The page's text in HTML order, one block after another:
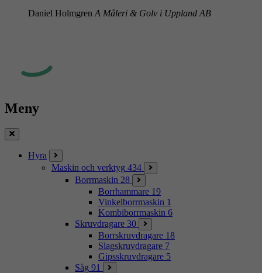
Daniel Holmgren A Måleri & Golv i Uppland AB
Meny
Stäng
Hyra
Maskin och verktyg 434
Borrmaskin 28
Borrhammare 19
Vinkelborrmaskin 1
Kombiborrmaskin 6
Skruvdragare 30
Borrskruvdragare 18
Slagskruvdragare 7
Gipsskruvdragare 5
Såg 91